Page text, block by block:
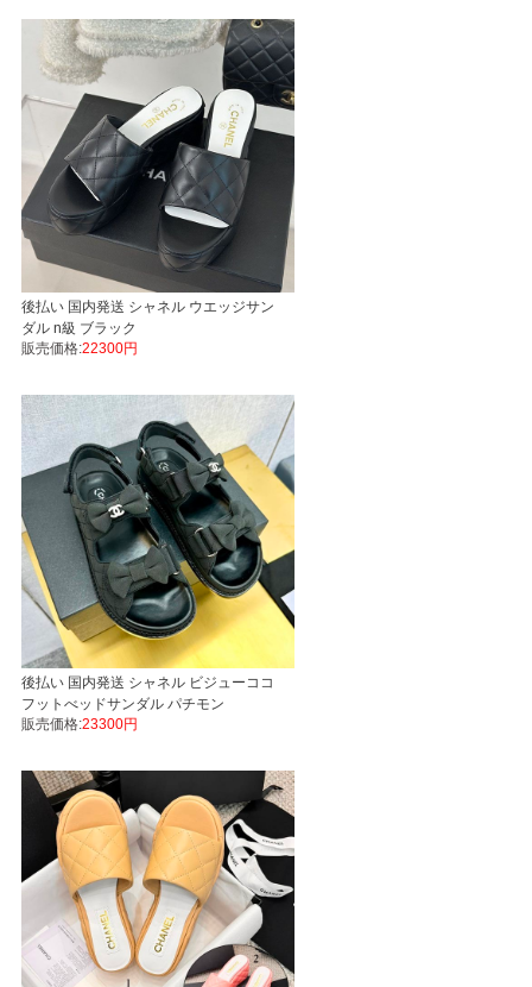
後払い 国内発送 シャネル ウエッジサン
ダル n級 ブラック
販売価格:22300円
後払い 国内発送 シャネル ビジューココ
フットべッドサンダル パチモン
販売価格:23300円